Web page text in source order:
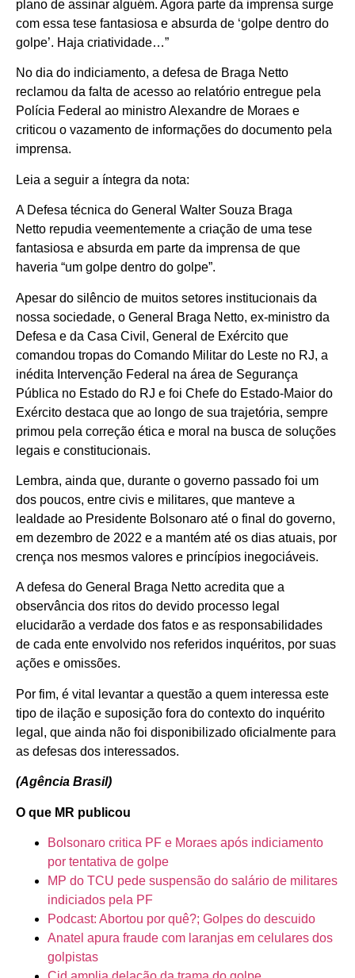
plano de assinar alguém. Agora parte da imprensa surge
com essa tese fantasiosa e absurda de ‘golpe dentro do
golpe’. Haja criatividade…”
No dia do indiciamento, a defesa de Braga Netto
reclamou da falta de acesso ao relatório entregue pela
Polícia Federal ao ministro Alexandre de Moraes e
criticou o vazamento de informações do documento pela
imprensa.
Leia a seguir a íntegra da nota:
A Defesa técnica do General Walter Souza Braga
Netto repudia veementemente a criação de uma tese
fantasiosa e absurda em parte da imprensa de que
haveria “um golpe dentro do golpe”.
Apesar do silêncio de muitos setores institucionais da
nossa sociedade, o General Braga Netto, ex-ministro da
Defesa e da Casa Civil, General de Exército que
comandou tropas do Comando Militar do Leste no RJ, a
inédita Intervenção Federal na área de Segurança
Pública no Estado do RJ e foi Chefe do Estado-Maior do
Exército destaca que ao longo de sua trajetória, sempre
primou pela correção ética e moral na busca de soluções
legais e constitucionais.
Lembra, ainda que, durante o governo passado foi um
dos poucos, entre civis e militares, que manteve a
lealdade ao Presidente Bolsonaro até o final do governo,
em dezembro de 2022 e a mantém até os dias atuais, por
crença nos mesmos valores e princípios inegociáveis.
A defesa do General Braga Netto acredita que a
observância dos ritos do devido processo legal
elucidarão a verdade dos fatos e as responsabilidades
de cada ente envolvido nos referidos inquéritos, por suas
ações e omissões.
Por fim, é vital levantar a questão a quem interessa este
tipo de ilação e suposição fora do contexto do inquérito
legal, que ainda não foi disponibilizado oficialmente para
as defesas dos interessados.
(Agência Brasil)
O que MR publicou
Bolsonaro critica PF e Moraes após indiciamento
por tentativa de golpe
MP do TCU pede suspensão do salário de militares
indiciados pela PF
Podcast: Abortou por quê?; Golpes do descuido
Anatel apura fraude com laranjas em celulares dos
golpistas